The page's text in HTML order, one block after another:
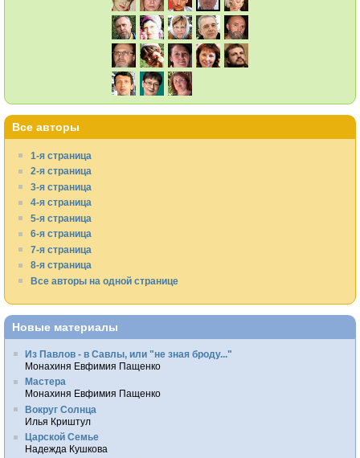
Все авторы
1-я страница
2-я страница
3-я страница
4-я страница
5-я страница
6-я страница
7-я страница
8-я страница
Все авторы на одной странице
Новые материалы
Из Павлов - в Савлы, или "не зная броду..."
Монахиня Евфимия Пащенко
Мастера
Монахиня Евфимия Пащенко
Вокруг Солнца
Илья Криштул
Царской Семье
Надежда Кушкова